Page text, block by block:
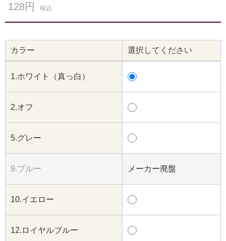
128円 税込
カラー 選択してください
1.ホワイト（真っ白）
2.オフ
5.グレー
9.ブルー メーカー廃盤
10.イエロー
12.ロイヤルブルー